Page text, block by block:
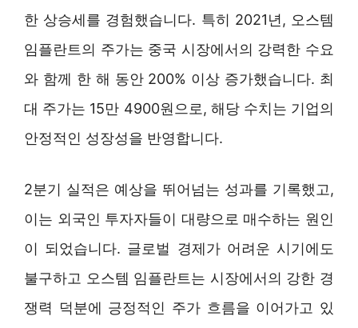
한 상승세를 경험했습니다. 특히 2021년, 오스템
임플란트의 주가는 중국 시장에서의 강력한 수요
와 함께 한 해 동안 200% 이상 증가했습니다. 최
대 주가는 15만 4900원으로, 해당 수치는 기업의
안정적인 성장성을 반영합니다.
2분기 실적은 예상을 뛰어넘는 성과를 기록했고,
이는 외국인 투자자들이 대량으로 매수하는 원인
이 되었습니다. 글로벌 경제가 어려운 시기에도
불구하고 오스템 임플란트는 시장에서의 강한 경
쟁력 덕분에 긍정적인 주가 흐름을 이어가고 있